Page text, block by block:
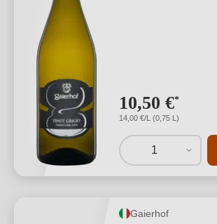
10,50 €*
14,00 €/L (0,75 L)
1
Gaierhof